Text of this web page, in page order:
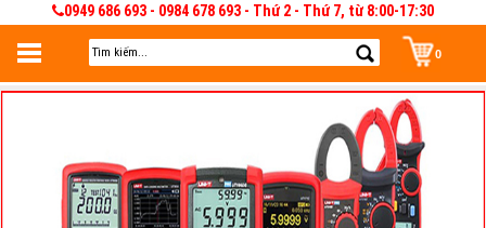
0949 686 693 - 0984 678 693 - Thứ 2 - Thứ 7, từ 8:00-17:30
0
Đăng nhập
Đăng nhập để lưu giỏ hàng 30 ngày. Có thể sửa và quản lý giỏ hàng và đơn